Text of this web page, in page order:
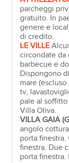
parcheggi
gratuito. In
genere e
di credito.
LE VILLE
circondate da
barbecue e
Dispongono
mare
tv,
pale al
Villa Oliva.
VILLA GAIA
angolo
porta
finestra. Due
porta